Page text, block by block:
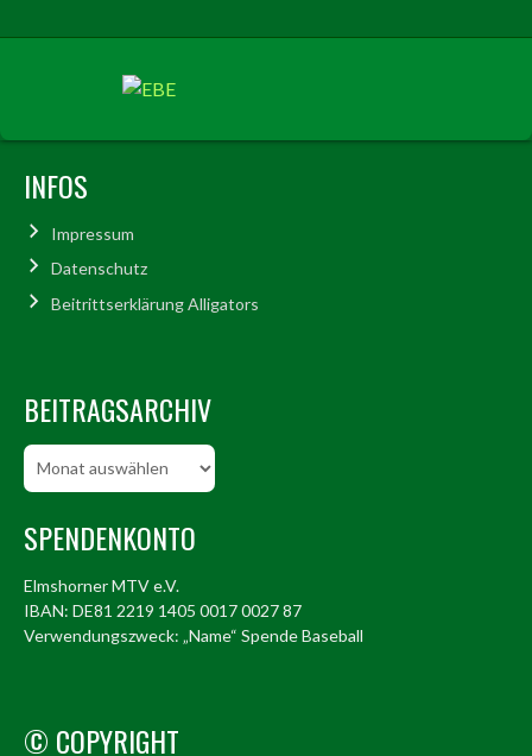
INFOS
Impressum
Datenschutz
Beitrittserklärung Alligators
BEITRAGSARCHIV
Beitragsarchiv
SPENDENKONTO
Elmshorner MTV e.V.
IBAN: DE81 2219 1405 0017 0027 87
Verwendungszweck: „Name“ Spende Baseball
© COPYRIGHT